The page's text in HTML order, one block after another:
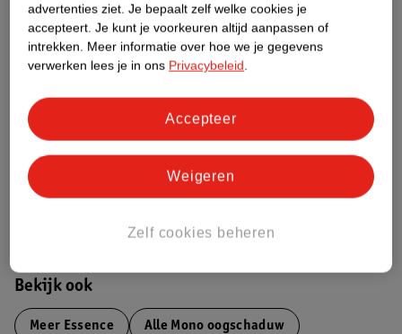
Etiketinformatie
Impact Score.
Bekijk ook
Meer Essence Alle Mono oogschaduw
advertenties ziet. Je bepaalt zelf welke cookies je
accepteert. Je kunt je voorkeuren altijd aanpassen of
intrekken. Meer informatie over hoe we je gegevens
verwerken lees je in ons Privacybeleid.
Zelf cookies beheren
Weigeren
Accepteer